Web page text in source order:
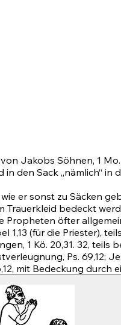
Jakobs Söhnen, 1
in den Sack „nämlich“ in
er sonst zu Säcken
bedeckt
Propheten öfter
1,13 (für die Priester),
1 Kö. 20,31. 32, teils
Ps. 69,12;
, mit Bedeckung durch